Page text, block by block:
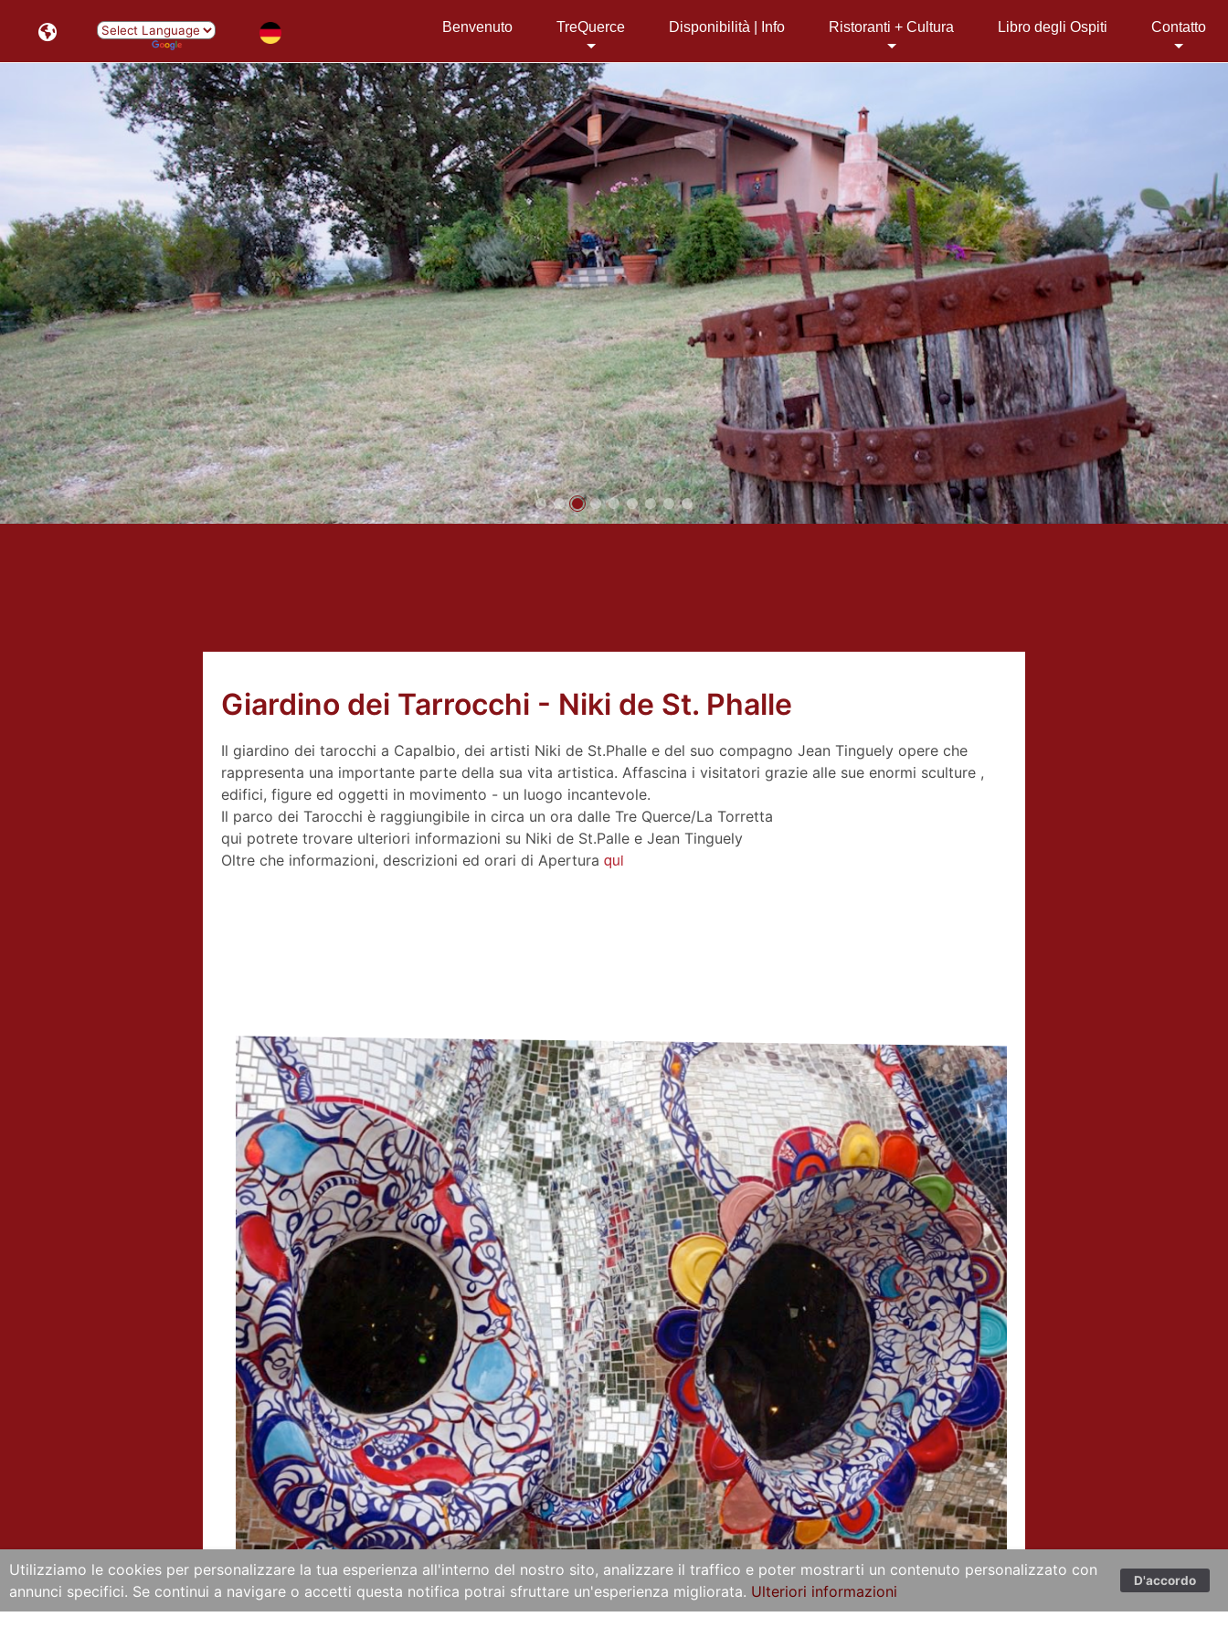
Benvenuto TreQuerce Disponibilità | Info Ristoranti + Cultura Libro degli Ospiti Contatto
Giardino dei Tarrocchi - Niki de St. Phalle
Il giardino dei tarocchi a Capalbio, dei artisti Niki de St.Phalle e del suo compagno Jean Tinguely opere che
rappresenta una importante parte della sua vita artistica. Affascina i visitatori grazie alle sue enormi sculture ,
edifici, figure ed oggetti in movimento - un luogo incantevole.
Il parco dei Tarocchi è raggiungibile in circa un ora dalle Tre Querce/La Torretta
qui potrete trovare ulteriori informazioni su Niki de St.Palle e Jean Tinguely
Oltre che informazioni, descrizioni ed orari di Apertura qui
Utilizziamo le cookies per personalizzare la tua esperienza all'interno del nostro sito, analizzare il traffico e poter mostrarti un contenuto personalizzato con
annunci specifici. Se continui a navigare o accetti questa notifica potrai sfruttare un'esperienza migliorata. Ulteriori informazioni
D'accordo